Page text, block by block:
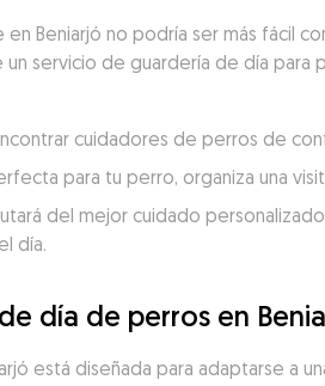
en Beniarjó no podría ser más fácil
servicio de guardería de día para
cuidadores de perros de
para tu perro, organiza una
del mejor cuidado
día.
día de perros en
está diseñada para adaptarse a